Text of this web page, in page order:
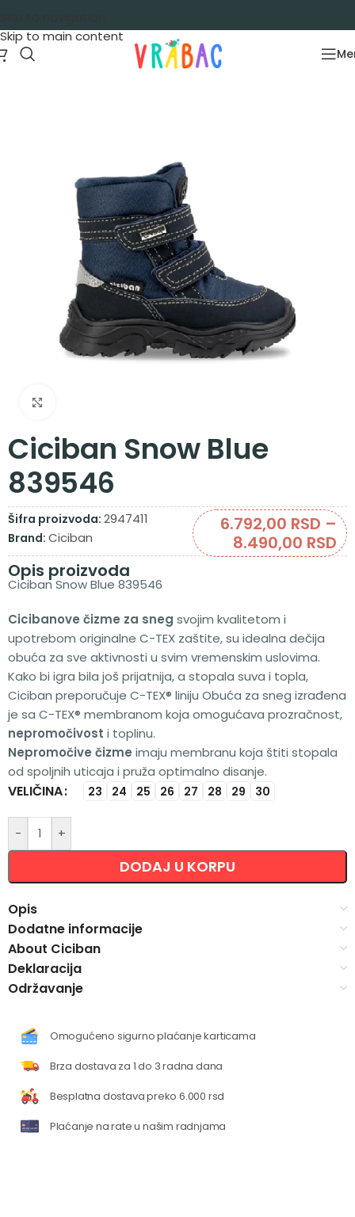
Skip to main content
Ciciban Snow Blue
839546
Šifra proizvoda: 2947411
Brand: Ciciban
6.792,00 RSD –
8.490,00 RSD
Opis proizvoda
Ciciban Snow Blue 839546
Cicibanove čizme za sneg svojim kvalitetom i
upotrebom originalne C-TEX zaštite, su idealna dečija
obuća za sve aktivnosti u svim vremenskim uslovima.
Kako bi igra bila još prijatnija, a stopala suva i topla,
Ciciban preporučuje C-TEX® liniju Obuća za sneg izrađena
je sa C-TEX® membranom koja omogućava prozračnost,
nepromočivost i toplinu.
Nepromočive čizme imaju membranu koja štiti stopala
od spoljnih uticaja i pruža optimalno disanje.
VELIČINA 23 24 25 26 27 28 29 30
- +
DODAJ U KORPU
Alternative:
Opis
Dodatne informacije
About Ciciban
Deklaracija
Održavanje
Omogućeno sigurno plaćanje karticama
Brza dostava za 1 do 3 radna dana
Besplatna dostava preko 6.000 rsd
Plaćanje na rate u našim radnjama